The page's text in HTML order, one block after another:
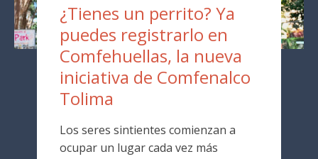
¿Tienes un perrito? Ya
puedes registrarlo en
Comfehuellas, la nueva
iniciativa de Comfenalco
Tolima
Los seres sintientes comienzan a
ocupar un lugar cada vez más